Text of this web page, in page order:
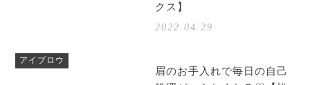
クス】
2022.04.29
アイブロウ
眉のお手入れで毎日の自己